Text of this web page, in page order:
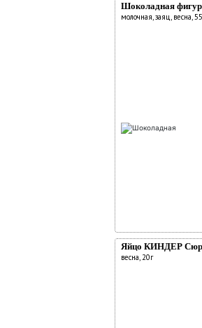
Шоколадная
молочная, заяц, весна,
Яйцо КИНДЕР
весна, 20г